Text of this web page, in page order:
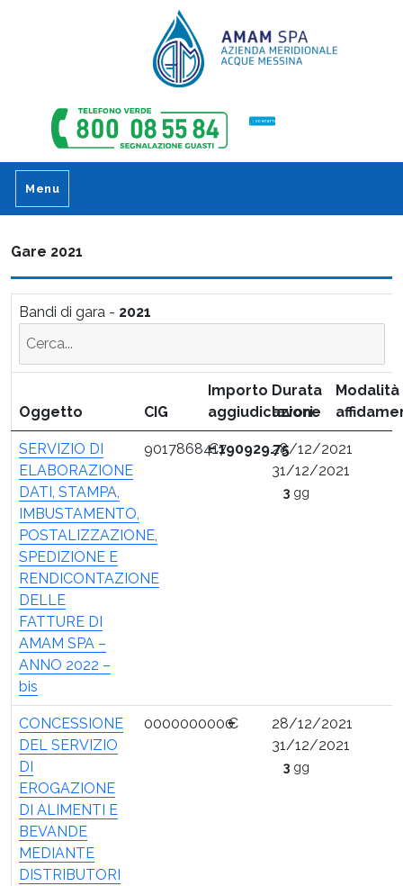
CONTATTI
Menu
Gare 2021
Elenco
dei
bandi
di
gara
pubblicati
Bandi di gara - 2021
nei
bandi:
i
Oggetto CIG
Importo
aggiudicazione
Durata
lavori
Modalità
SERVIZIO DI
ELABORAZIONE
DATI, STAMPA,
IMBUSTAMENTO,
POSTALIZZAZIONE,
SPEDIZIONE E
RENDICONTAZIONE
DELLE
FATTURE DI
AMAM SPA –
ANNO 2022 –
bis
9017868417
€190929.7528/12/2021
31/12/2021
3 gg
CONCESSIONE
DEL SERVIZIO
DI
EROGAZIONE
DI ALIMENTI E
BEVANDE
MEDIANTE
DISTRIBUTORI
0000000000€
28/12/2021
31/12/2021
3 gg